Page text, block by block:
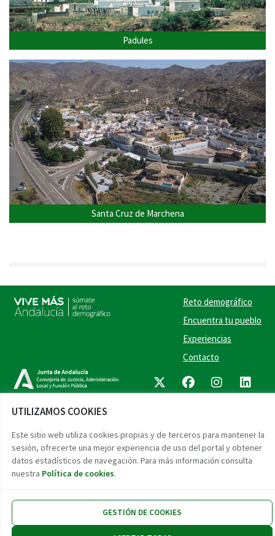
UTILIZAMOS COOKIES
Este sitio web utiliza cookies propias y de terceros para mantener la
sesión, ofrecerte una mejor experiencia de uso del portal y obtener
datos estadísticos de navegación. Para más información consulta
nuestra Política de cookies.
GESTIÓN DE COOKIES
Padules
Santa Cruz de Marchena
Reto demográfico
Encuentra tu pueblo
Experiencias
Contacto
Twitter
Facebook
Accesibilidad Aviso legal